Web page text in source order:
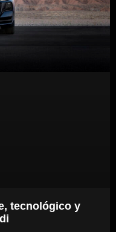
tecnológico y